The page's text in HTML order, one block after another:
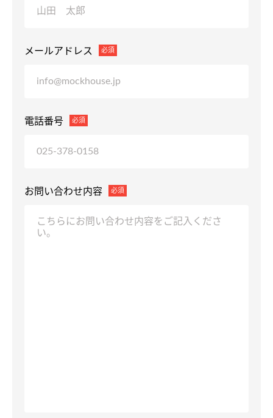
メールアドレス 必須
電話番号 必須
お問い合わせ内容 必須